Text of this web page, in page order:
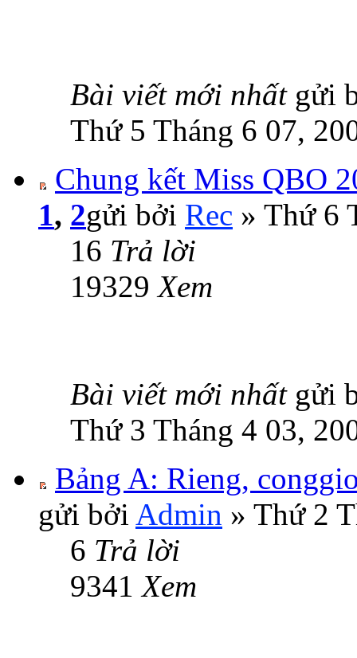
Bài viết mới nhất gửi
Thứ 5 Tháng 6 07,
Chung kết Miss QBO
1, 2gửi bởi Rec » Thứ 6
16 Trả lời
19329Xem
Bài viết mới nhất gửi
Thứ 3 Tháng 4 03,
Bảng A: Rieng,
gửi bởi Admin » Thứ 2
6 Trả lời
9341Xem